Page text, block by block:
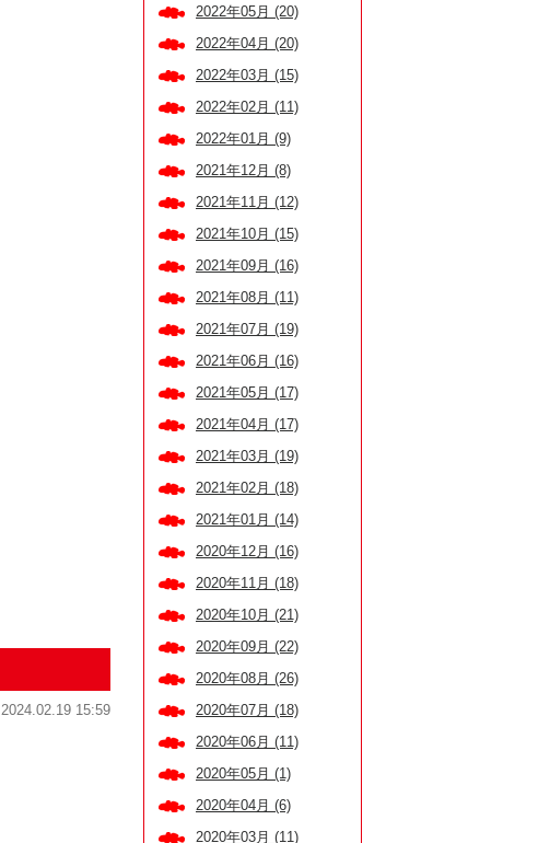
2024.02.19 15:59
2022年05月 (20)
2022年04月 (20)
2022年03月 (15)
2022年02月 (11)
2022年01月 (9)
2021年12月 (8)
2021年11月 (12)
2021年10月 (15)
2021年09月 (16)
2021年08月 (11)
2021年07月 (19)
2021年06月 (16)
2021年05月 (17)
2021年04月 (17)
2021年03月 (19)
2021年02月 (18)
2021年01月 (14)
2020年12月 (16)
2020年11月 (18)
2020年10月 (21)
2020年09月 (22)
2020年08月 (26)
2020年07月 (18)
2020年06月 (11)
2020年05月 (1)
2020年04月 (6)
2020年03月 (11)